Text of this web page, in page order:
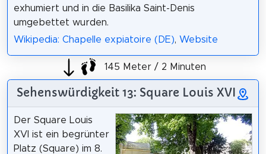
exhumiert und in die Basilika Saint-Denis
umgebettet wurden.
Wikipedia: Chapelle expiatoire (DE), Website
145 Meter / 2 Minuten
Sehenswürdigkeit 13: Square Louis XVI
Der Square Louis
XVI ist ein begrünter
Platz (Square) im 8.